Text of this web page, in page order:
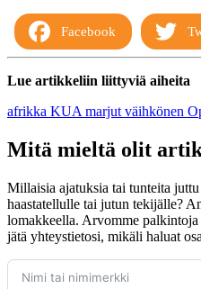
Facebook
Lue artikkeliin liittyviä aiheita
afrikka KUA marjut väihkönen
Mitä mieltä olit
Millaisia ajatuksia tai tunteita
haastatellulle tai jutun tekijälle?
lomakkeella. Arvomme palkintoja
jätä yhteystietosi, mikäli haluat